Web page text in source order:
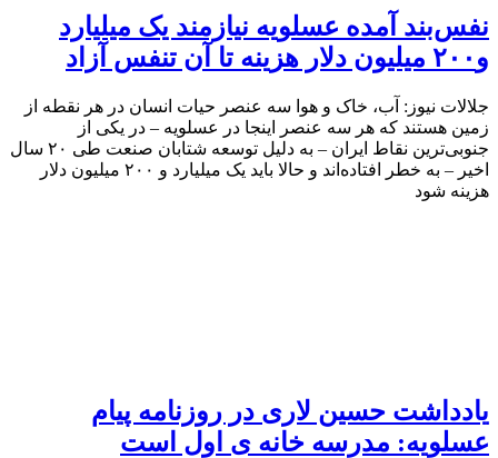
نفس‌بند آمده عسلویه نیازمند یک میلیارد
و٢٠٠ میلیون دلار هزینه تا آن تنفس آزاد
جلالات نیوز: آب، خاک و هوا سه عنصر حیات انسان در هر نقطه از
زمین هستند که هر سه عنصر اینجا در عسلویه – در یکی از
جنوبی‌ترین نقاط ایران – به دلیل توسعه شتابان صنعت طی ۲۰ سال
اخیر – به خطر افتاده‌اند و حالا باید یک میلیارد و ۲۰۰ میلیون دلار
هزینه شود
یادداشت حسین لاری در روزنامه پیام
عسلویه: مدرسه خانه ی اول است